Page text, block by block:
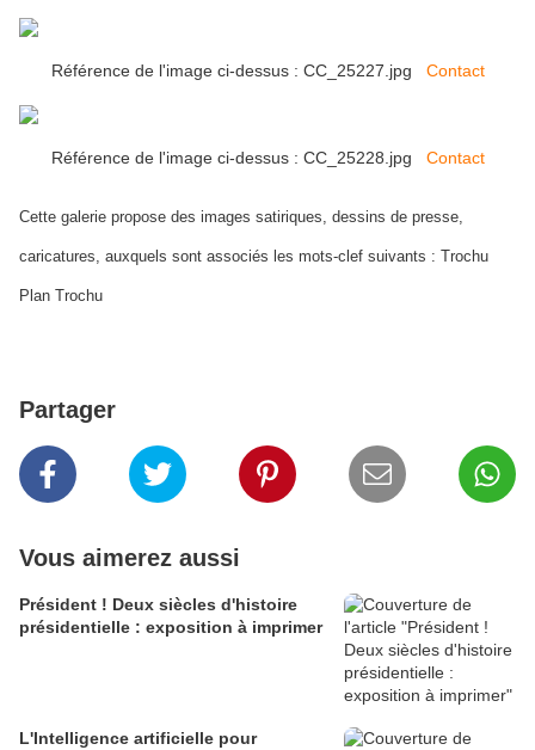
Référence de l'image ci-dessus : CC_25227.jpg Contact
Référence de l'image ci-dessus : CC_25228.jpg Contact
Cette galerie propose des images satiriques, dessins de presse,
caricatures, auxquels sont associés les mots-clef suivants : Trochu
Plan Trochu
Partager
Vous aimerez aussi
Président ! Deux siècles d'histoire
présidentielle : exposition à imprimer
L'Intelligence artificielle pour